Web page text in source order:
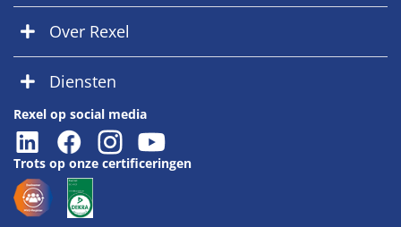
Over Rexel
Diensten
Rexel op social media
Trots op onze certificeringen